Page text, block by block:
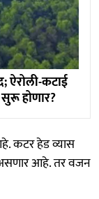
ऐरोली-कटाई
सुरू होणार?
⁠कटर हेड व्यास
आहे. तर वजन